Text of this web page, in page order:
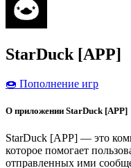
StarDuck [APP]
🍩 Пополнение игр
О приложении StarDuck [APP]
StarDuck [APP] — это
которое помогает
отправленных ими